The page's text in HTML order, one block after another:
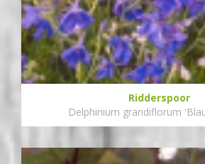
Ridderspoor
Delphinium grandiflorum